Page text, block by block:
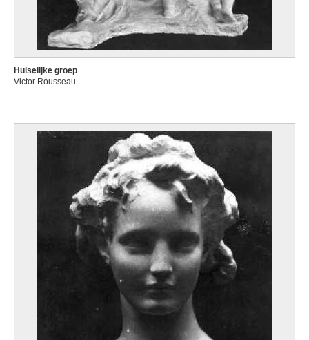
Huiselijke groep
Victor Rousseau